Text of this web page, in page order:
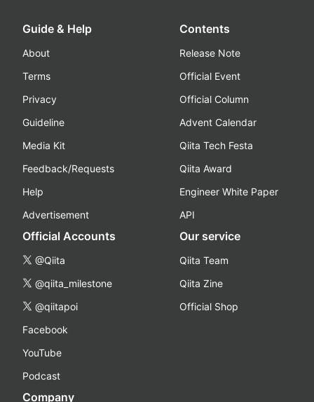
Guide & Help
About
Terms
Privacy
Guideline
Media Kit
Feedback/Requests
Help
Advertisement
Contents
Release Note
Official Event
Official Column
Advent Calendar
Qiita Tech Festa
Qiita Award
Engineer White Paper
API
Official Accounts
@Qiita
@qiita_milestone
@qiitapoi
Facebook
YouTube
Podcast
Our service
Qiita Team
Qiita Zine
Official Shop
Company